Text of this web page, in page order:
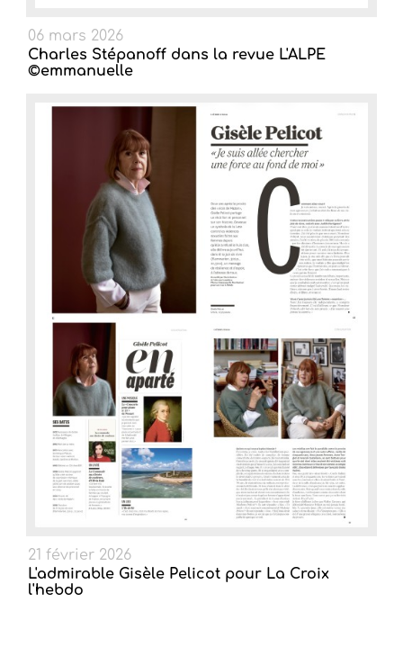
06 mars 2026
Charles Stépanoff dans la revue L'ALPE
©emmanuelle
21 février 2026
L'admirable Gisèle Pelicot pour La Croix
l'hebdo